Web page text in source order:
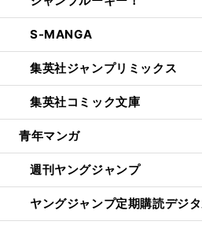
S-MANGA
集英社ジャンプリミックス
集英社コミック文庫
青年マンガ
週刊ヤングジャンプ
ヤングジャンプ定期購読デジ